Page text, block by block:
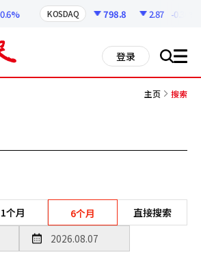
KOSDAQ 798.8 2.87 -0.36%
登录 搜 all
主页 搜索
1个月 6个月 直接搜索